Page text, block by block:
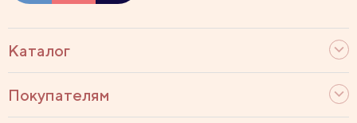
Каталог
Покупателям